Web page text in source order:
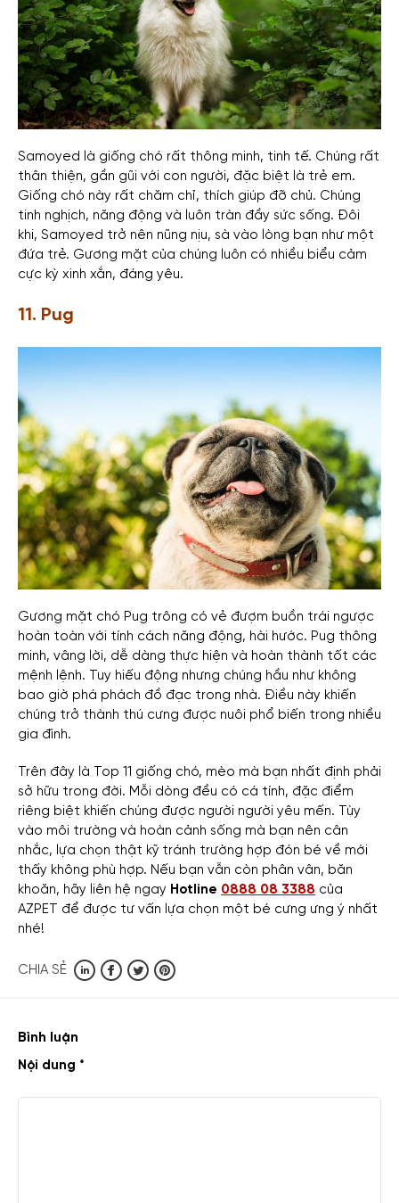
Samoyed là giống chó rất thông minh, tinh tế. Chúng rất
thân thiện, gần gũi với con người, đặc biệt là trẻ em.
Giống chó này rất chăm chỉ, thích giúp đỡ chủ. Chúng
tinh nghịch, năng động và luôn tràn đầy sức sống. Đôi
khi, Samoyed trở nên nũng nịu, sà vào lòng bạn như một
đứa trẻ. Gương mặt của chúng luôn có nhiều biểu cảm
cực kỳ xinh xắn, đáng yêu.
11. Pug
Gương mặt chó Pug trông có vẻ đượm buồn trái ngược
hoàn toàn với tính cách năng động, hài hước. Pug thông
minh, vâng lời, dễ dàng thực hiện và hoàn thành tốt các
mệnh lệnh. Tuy hiếu động nhưng chúng hầu như không
bao giờ phá phách đồ đạc trong nhà. Điều này khiến
chúng trở thành thú cưng được nuôi phổ biến trong nhiều
gia đình.
Trên đây là Top 11 giống chó, mèo mà bạn nhất định phải
sở hữu trong đời. Mỗi dòng đều có cá tính, đặc điểm
riêng biệt khiến chúng được người người yêu mến. Tùy
vào môi trường và hoàn cảnh sống mà bạn nên cân
nhắc, lựa chọn thật kỹ tránh trường hợp đón bé về mới
thấy không phù hợp. Nếu bạn vẫn còn phân vân, băn
khoăn, hãy liên hệ ngay Hotline 0888 08 3388 của
AZPET để được tư vấn lựa chọn một bé cưng ưng ý nhất
nhé!
CHIA SẺ
Bình luận
Nội dung *